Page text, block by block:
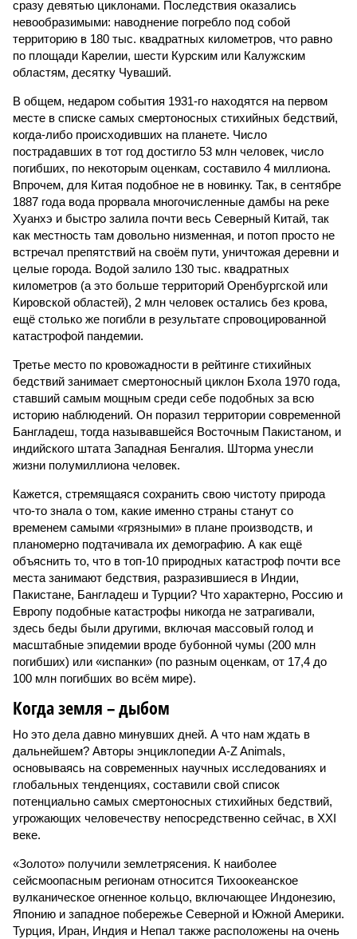
сразу девятью циклонами. Последствия оказались
невообразимыми: наводнение погребло под собой
территорию в 180 тыс. квадратных километров, что равно
по площади Карелии, шести Курским или Калужским
областям, десятку Чуваший.
В общем, недаром события 1931-го находятся на первом
месте в списке самых смертоносных стихийных бедствий,
когда-либо происходивших на планете. Число
пострадавших в тот год достигло 53 млн человек, число
погибших, по некоторым оценкам, составило 4 миллиона.
Впрочем, для Китая подобное не в новинку. Так, в сентябре
1887 года вода прорвала многочисленные дамбы на реке
Хуанхэ и быстро залила почти весь Северный Китай, так
как местность там довольно низменная, и потоп просто не
встречал препятствий на своём пути, уничтожая деревни и
целые города. Водой залило 130 тыс. квадратных
километров (а это больше территорий Оренбургской или
Кировской областей), 2 млн человек остались без крова,
ещё столько же погибли в результате спровоцированной
катастрофой пандемии.
Третье место по кровожадности в рейтинге стихийных
бедствий занимает смертоносный циклон Бхола 1970 года,
ставший самым мощным среди себе подобных за всю
историю наблюдений. Он поразил территории современной
Бангладеш, тогда называвшейся Восточным Пакистаном, и
индийского штата Западная Бенгалия. Шторма унесли
жизни полумиллиона человек.
Кажется, стремящаяся сохранить свою чистоту природа
что-то знала о том, какие именно страны станут со
временем самыми «грязными» в плане производств, и
планомерно подтачивала их демографию. А как ещё
объяснить то, что в топ-10 природных катастроф почти все
места занимают бедствия, разразившиеся в Индии,
Пакистане, Бангладеш и Турции? Что характерно, Россию и
Европу подобные катастрофы никогда не затрагивали,
здесь беды были другими, включая массовый голод и
масштабные эпидемии вроде бубонной чумы (200 млн
погибших) или «испанки» (по разным оценкам, от 17,4 до
100 млн погибших во всём мире).
Когда земля – дыбом
Но это дела давно минувших дней. А что нам ждать в
дальнейшем? Авторы энциклопедии A-Z Animals,
основываясь на современных научных исследованиях и
глобальных тенденциях, составили свой список
потенциально самых смертоносных стихийных бедствий,
угрожающих человечеству непосредственно сейчас, в XXI
веке.
«Золото» получили землетрясения. К наиболее
сейсмоопасным регионам относится Тихоокеанское
вулканическое огненное кольцо, включающее Индонезию,
Японию и западное побережье Северной и Южной Америки.
Турция, Иран, Индия и Непал также расположены на очень